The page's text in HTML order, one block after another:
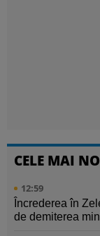
CELE MAI
12:59
Încrederea în
de demiterea